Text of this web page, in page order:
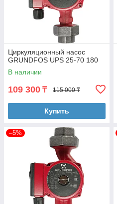
Циркуляционный насос
GRUNDFOS UPS 25-70 180
В наличии
109 300 ₸ 115 000 ₸
Купить
–5%